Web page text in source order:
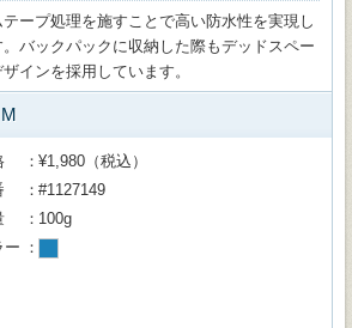
ープ処理を施すことで高い防水性を実現し
バックパックに収納した際もデッドスペー
インを採用しています。
¥1,980（税込）
#1127149
100g
ー